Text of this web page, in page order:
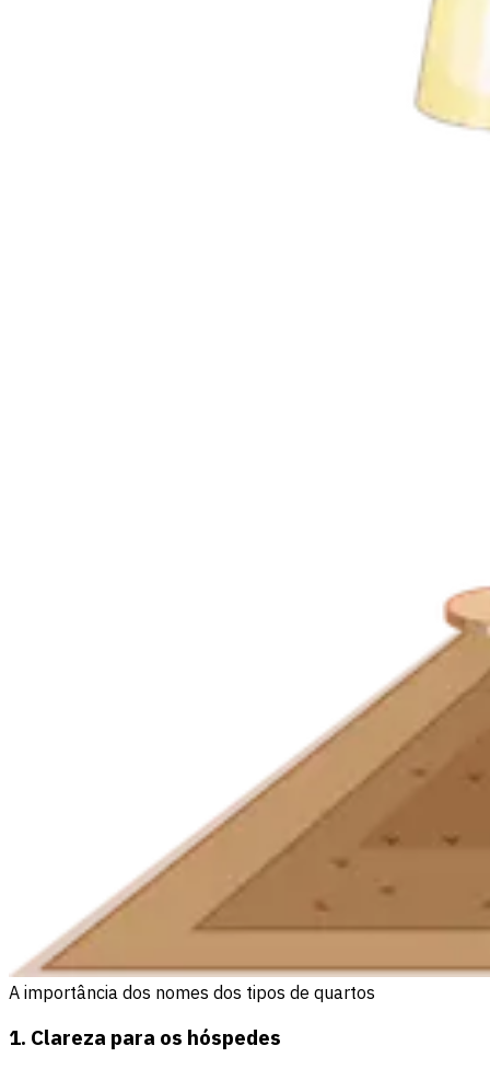
A importância dos nomes dos tipos de quartos
1. Clareza para os hóspedes